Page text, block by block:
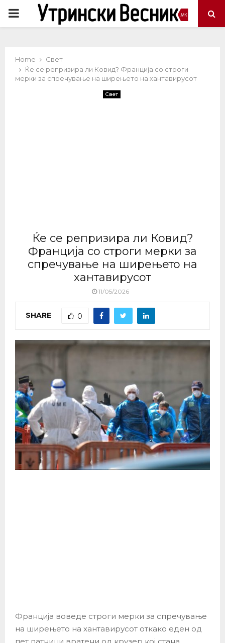
PRIMARY
Home
Свет
Ќе се репризира ли Ковид? Франција со строги
мерки за спречување на ширењето на хантавирусот
Свет
Ќе се репризира ли Ковид?
Франција со строги мерки за
спречување на ширењето на
хантавирусот
11/05/2026
SHARE 0
Франција воведе строги мерки за спречување
на ширењето на хантавирусот откако еден од